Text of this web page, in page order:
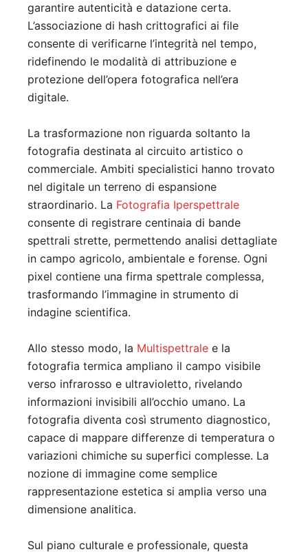
garantire autenticità e datazione certa.
L’associazione di hash crittografici ai file
consente di verificarne l’integrità nel tempo,
ridefinendo le modalità di attribuzione e
protezione dell’opera fotografica nell’era
digitale.
La trasformazione non riguarda soltanto la
fotografia destinata al circuito artistico o
commerciale. Ambiti specialistici hanno trovato
nel digitale un terreno di espansione
straordinario. La Fotografia Iperspettrale
consente di registrare centinaia di bande
spettrali strette, permettendo analisi dettagliate
in campo agricolo, ambientale e forense. Ogni
pixel contiene una firma spettrale complessa,
trasformando l’immagine in strumento di
indagine scientifica.
Allo stesso modo, la Multispettrale e la
fotografia termica ampliano il campo visibile
verso infrarosso e ultravioletto, rivelando
informazioni invisibili all’occhio umano. La
fotografia diventa così strumento diagnostico,
capace di mappare differenze di temperatura o
variazioni chimiche su superfici complesse. La
nozione di immagine come semplice
rappresentazione estetica si amplia verso una
dimensione analitica.
Sul piano culturale e professionale, questa